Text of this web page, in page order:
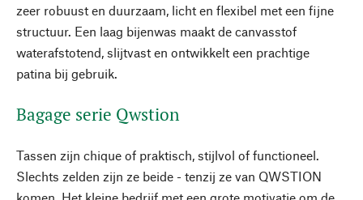
zeer robuust en duurzaam, licht en flexibel met een fijne
structuur. Een laag bijenwas maakt de canvasstof
waterafstotend, slijtvast en ontwikkelt een prachtige
patina bij gebruik.
Bagage serie Qwstion
Tassen zijn chique of praktisch, stijlvol of functioneel.
Slechts zelden zijn ze beide - tenzij ze van QWSTION